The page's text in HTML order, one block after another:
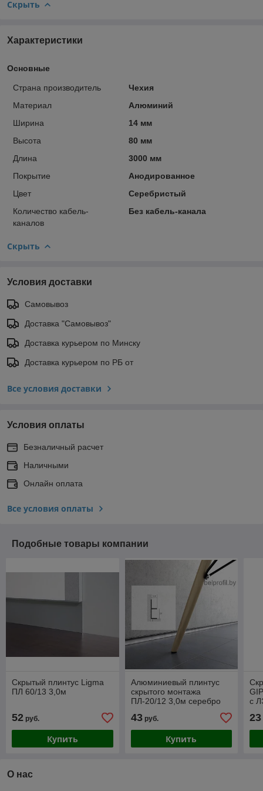
Скрыть
Характеристики
Основные
Страна производитель
Чехия
Материал
Алюминий
Ширина
14 мм
Высота
80 мм
Длина
3000 мм
Покрытие
Анодированное
Цвет
Серебристый
Количество кабель-
каналов
Без кабель-канала
Скрыть
Условия доставки
Самовывоз
Доставка "Самовывоз"
Доставка курьером по Минску
Доставка курьером по РБ от
Все условия доставки
Условия оплаты
Безналичный расчет
Наличными
Онлайн оплата
Все условия оплаты
Подобные товары компании
Скрытый плинтус Ligma
ПЛ 60/13 3,0м
52 руб.
Купить
Алюминиевый плинтус
скрытого монтажа
ПЛ-20/12 3,0м серебро
43руб.
Купить
с
23
О нас